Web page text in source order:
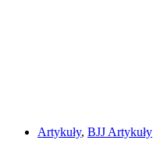
Artykuły, BJJ Artykuły